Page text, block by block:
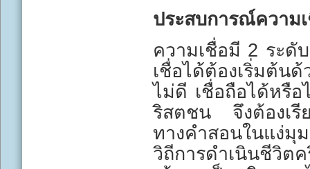
ประสบการณ์ความ
ความเชื่อมี 2 ระดั
เชื่อได้ต้องเริ่มต้น
ไม่ดี เชื่อถือได้หรื
ริสตชน จึงต้องเรี
ทางคำสอนในแง่มุ
วิถีการดำเนินชีวิต